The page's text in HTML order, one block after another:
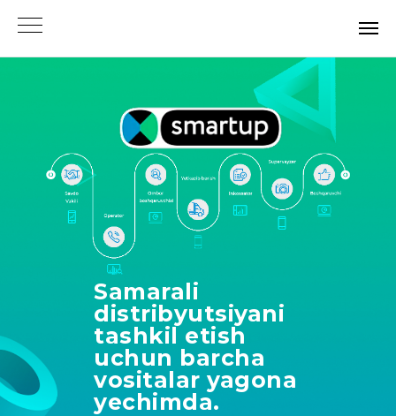
Samarali
distribyutsiyani
tashkil etish
uchun barcha
vositalar yagona
yechimda.